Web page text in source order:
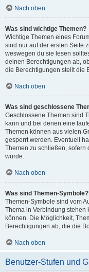
Nach oben
Was sind wichtige Themen?
Wichtige Themen eines
sind nur auf der ersten Seite
weswegen du sie lesen
deinen Berechtigungen ab,
die Berechtigungen stellt die
Nach oben
Was sind geschlossene
Geschlossene Themen sind
kann und bei denen eine
Themen können aus vielen
gesperrt werden. Eventuell
Themen zu schließen,
wurde.
Nach oben
Was sind Themen-Symbole?
Themen-Symbole sind vom
Thema in Verbindung stehen
können. Die Möglichkeit,
Berechtigungen ab, die die
Nach oben
Benutzer-Stufen und